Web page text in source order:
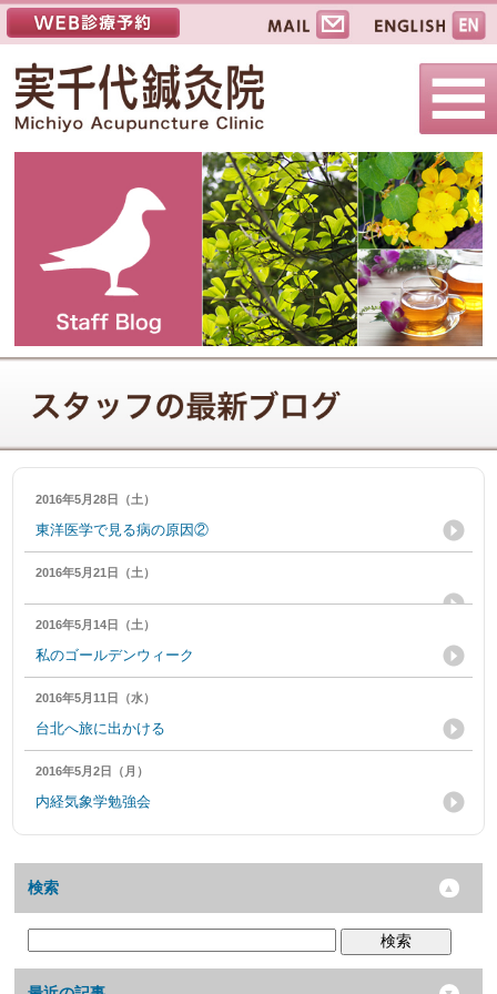
2016年5月28日（土）
東洋医学で見る病の原因②
2016年5月21日（土）
2016年5月14日（土）
私のゴールデンウィーク
2016年5月11日（水）
台北へ旅に出かける
2016年5月2日（月）
内経気象学勉強会
検索
検索